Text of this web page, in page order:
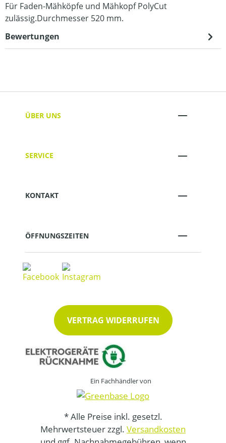
Für Faden-Mähköpfe und Mähkopf PolyCut
zulässig.Durchmesser 520 mm.
Bewertungen
ÜBER UNS
SERVICE
KONTAKT
ÖFFNUNGSZEITEN
VERTRAG WIDERRUFEN
Ein Fachhändler von
* Alle Preise inkl. gesetzl.
Mehrwertsteuer zzgl. Versandkosten